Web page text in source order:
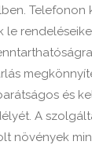
és
A
növények